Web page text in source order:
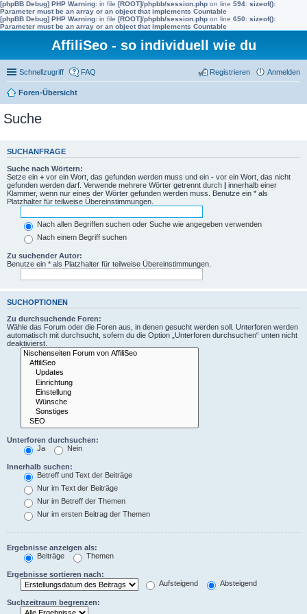
[phpBB Debug] PHP Warning: in file [ROOT]/phpbb/session.php on line 594: sizeof():
Parameter must be an array or an object that implements Countable
[phpBB Debug] PHP Warning: in file [ROOT]/phpbb/session.php on line 650: sizeof():
Parameter must be an array or an object that implements Countable
AffiliSeo - so individuell wie du
Schnellzugriff FAQ Anmelden
Registrieren
Foren-Übersicht
Suche
SUCHANFRAGE
Suche nach Wörtern:
Setze ein + vor ein Wort, das gefunden werden muss und ein - vor ein Wort, das nicht
gefunden werden darf. Verwende mehrere Wörter getrennt durch | innerhalb einer
Klammer, wenn nur eines der Wörter gefunden werden muss. Benutze ein * als
Platzhalter für teilweise Übereinstimmungen.
Nach allen Begriffen suchen oder Suche wie angegeben verwenden
Nach einem Begriff suchen
Zu suchender Autor:
Benutze ein * als Platzhalter für teilweise Übereinstimmungen.
SUCHOPTIONEN
Zu durchsuchende Foren:
Wähle das Forum oder die Foren aus, in denen gesucht werden soll. Unterforen werden
automatisch mit durchsucht, sofern du die Option „Unterforen durchsuchen“ unten nicht
deaktivierst.
Unterforen durchsuchen:
Ja
Nein
Innerhalb suchen:
Betreff und Text der Beiträge
Nur im Text der Beiträge
Nur im Betreff der Themen
Nur im ersten Beitrag der Themen
Ergebnisse anzeigen als:
Beiträge
Themen
Ergebnisse sortieren nach:
Aufsteigend
Absteigend
Suchzeitraum begrenzen: